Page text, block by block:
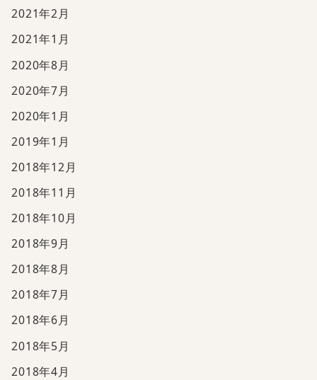
2021年2月
2021年1月
2020年8月
2020年7月
2020年1月
2019年1月
2018年12月
2018年11月
2018年10月
2018年9月
2018年8月
2018年7月
2018年6月
2018年5月
2018年4月